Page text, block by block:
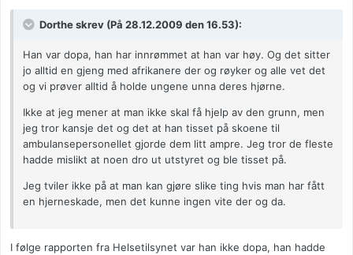
Dorthe skrev (På 28.12.2009 den 16.53):
Han var dopa, han har innrømmet at han var høy. Og det sitter
jo alltid en gjeng med afrikanere der og røyker og alle vet det
og vi prøver alltid å holde ungene unna deres hjørne.
Ikke at jeg mener at man ikke skal få hjelp av den grunn, men
jeg tror kansje det og det at han tisset på skoene til
ambulansepersonellet gjorde dem litt ampre. Jeg tror de fleste
hadde mislikt at noen dro ut utstyret og ble tisset på.
Jeg tviler ikke på at man kan gjøre slike ting hvis man har fått
en hjerneskade, men det kunne ingen vite der og da.
I følge rapporten fra Helsetilsynet var han ikke dopa, han hadde